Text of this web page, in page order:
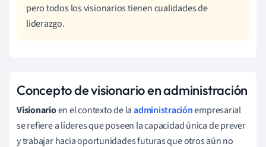
pero todos los visionarios tienen cualidades de
liderazgo.
Concepto de visionario en administración
Visionarioen el contexto de laadministraciónempresarial
se refiere a líderes que poseen la capacidad única de prever
y trabajar hacia oportunidades futuras que otros aún no